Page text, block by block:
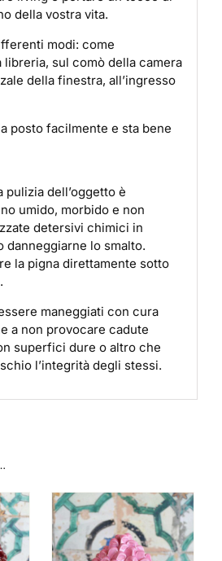
della vostra vita.
modi: come
sul comò della camera
della finestra, all’ingresso
posto facilmente e sta bene
dell’oggetto è
umido, morbido e non
detersivi chimici in
danneggiarne lo smalto.
la pigna direttamente sotto
maneggiati con cura
a non provocare cadute
superfici dure o altro che
l’integrità degli stessi.